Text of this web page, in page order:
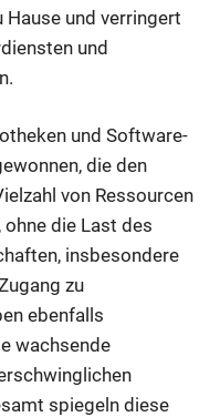
und verringert
und
und Software-
die den
von Ressourcen
die Last des
insbesondere
zu
ebenfalls
wachsende
spiegeln diese